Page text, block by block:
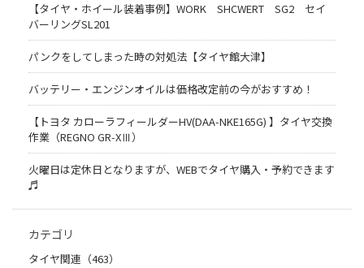
【タイヤ・ホイール装着事例】WORK SHCWERT SG2 セイ
バーリングSL201
パンクをしてしまった時の対処法【タイヤ館大津】
バッテリー・エンジンオイルは価格改定前の今がおすすめ！
【トヨタ カローラフィールダーHV(DAA-NKE165G) 】タイヤ交換
作業（REGNO GR-XⅢ）
火曜日は定休日となりますが、WEBでタイヤ購入・予約できます
♬
カテゴリ
タイヤ関連（463）